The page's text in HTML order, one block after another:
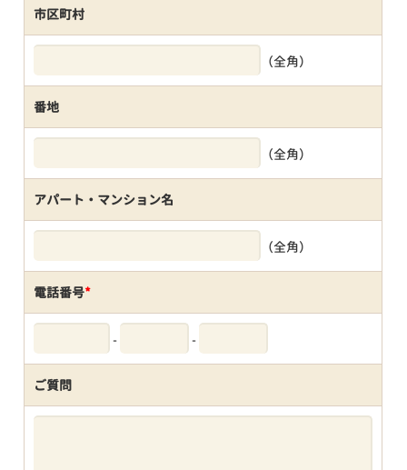
市区町村
（全角）
番地
（全角）
アパート・マンション名
（全角）
電話番号*
- -
ご質問